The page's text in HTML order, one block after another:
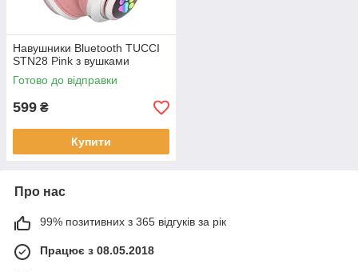
Навушники Bluetooth TUCCI
STN28 Pink з вушками
Готово до відправки
599 ₴
Купити
Про нас
99% позитивних з 365 відгуків за рік
Працює з 08.05.2018